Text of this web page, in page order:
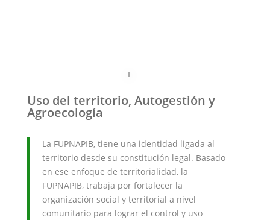
Uso del territorio, Autogestión y
Agroecología
La FUPNAPIB, tiene una identidad ligada al
territorio desde su constitución legal. Basado
en ese enfoque de territorialidad, la
FUPNAPIB, trabaja por fortalecer la
organización social y territorial a nivel
comunitario para lograr el control y uso